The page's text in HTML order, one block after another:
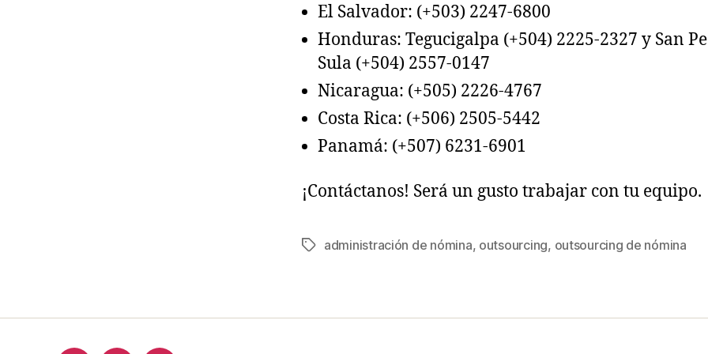
El Salvador: (+503) 2247-6800
Honduras: Tegucigalpa (+504) 2225-2327 y San
Sula (+504) 2557-0147
Nicaragua: (+505) 2226-4767
Costa Rica: (+506) 2505-5442
Panamá: (+507) 6231-6901
¡Contáctanos! Será un gusto trabajar con tu equipo.
administración de nómina, outsourcing, outsourcing de nómina